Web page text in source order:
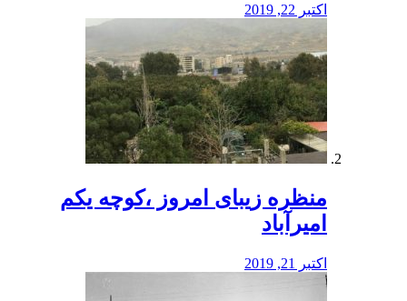
اکتبر 22, 2019
منظره‌‌ زیبای امروز ،کوچه یکم
امیرآباد
اکتبر 21, 2019